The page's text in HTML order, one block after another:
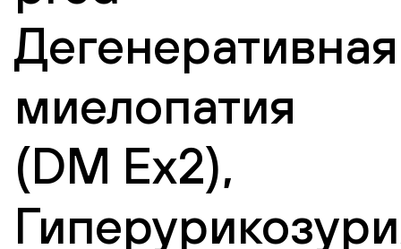
Дегенеративная
миелопатия
(DM Ex2),